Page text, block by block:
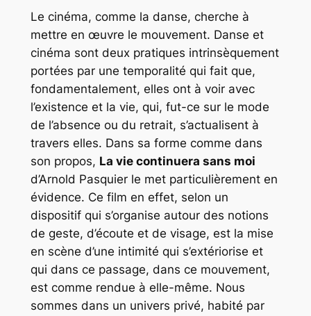
Le cinéma, comme la danse, cherche à
mettre en œuvre le mouvement. Danse et
cinéma sont deux pratiques intrinsèquement
portées par une temporalité qui fait que,
fondamentalement, elles ont à voir avec
l’existence et la vie, qui, fut-ce sur le mode
de l’absence ou du retrait, s’actualisent à
travers elles. Dans sa forme comme dans
son propos, La vie continuera sans moi
d’Arnold Pasquier le met particulièrement en
évidence. Ce film en effet, selon un
dispositif qui s’organise autour des notions
de geste, d’écoute et de visage, est la mise
en scène d’une intimité qui s’extériorise et
qui dans ce passage, dans ce mouvement,
est comme rendue à elle-même. Nous
sommes dans un univers privé, habité par